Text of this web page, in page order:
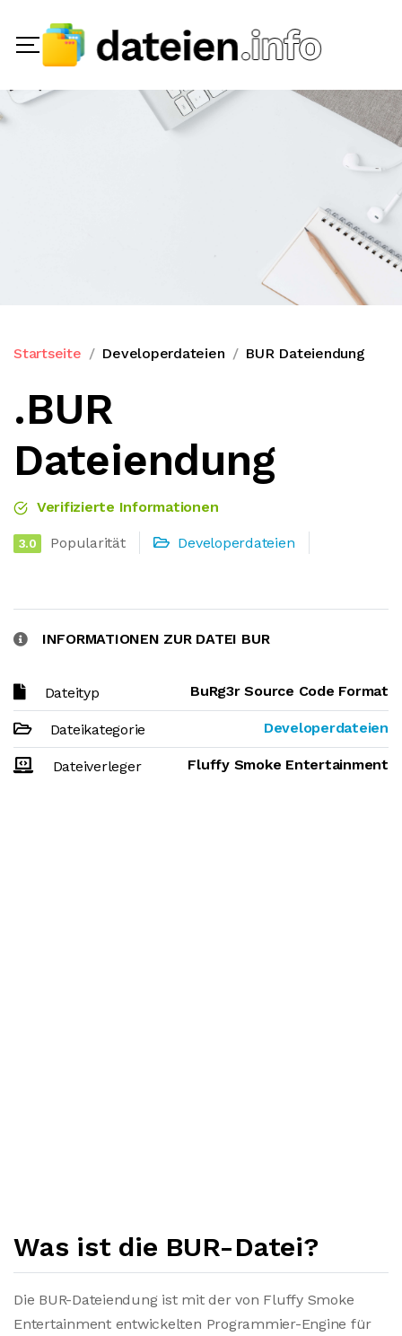
Startseite Developerdateien BUR Dateiendung
.BUR
Dateiendung
Verifizierte Informationen
3.0 Popularität Developerdateien
INFORMATIONEN ZUR DATEI BUR
Dateityp BuRg3r Source Code Format
Dateikategorie Developerdateien
Dateiverleger Fluffy Smoke Entertainment
Was ist die BUR-Datei?
Die BUR-Dateiendung ist mit der von Fluffy Smoke
Entertainment entwickelten Programmier-Engine für